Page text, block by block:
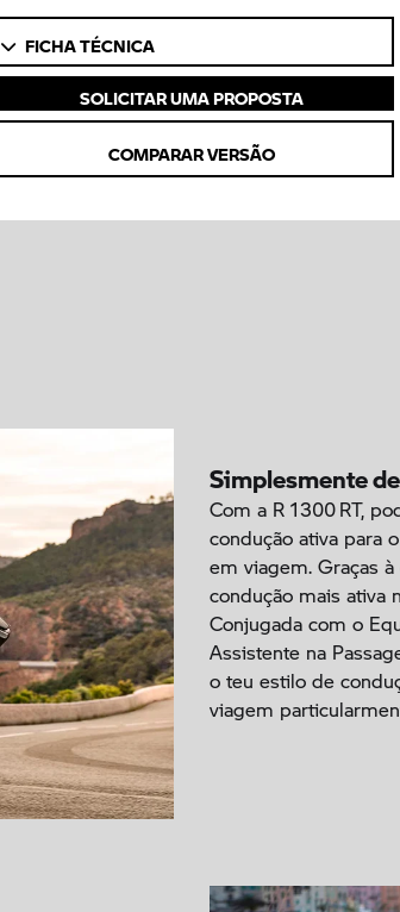
FICHA TÉCNICA
SOLICITAR UMA PROPOSTA
COMPARAR VERSÃO
Simplesmente
Com a R 1300 RT,
condução ativa para
em viagem. Graças
condução mais ativa
Conjugada com o
Assistente na
o teu estilo de
viagem